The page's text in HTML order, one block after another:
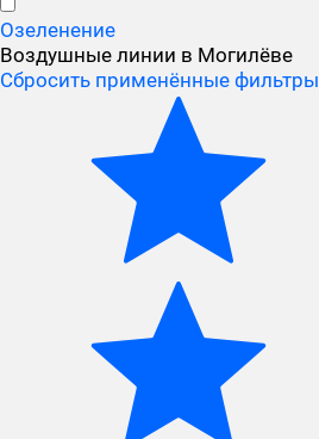
Озеленение
Воздушные линии в Могилёве
Сбросить применённые фильтры